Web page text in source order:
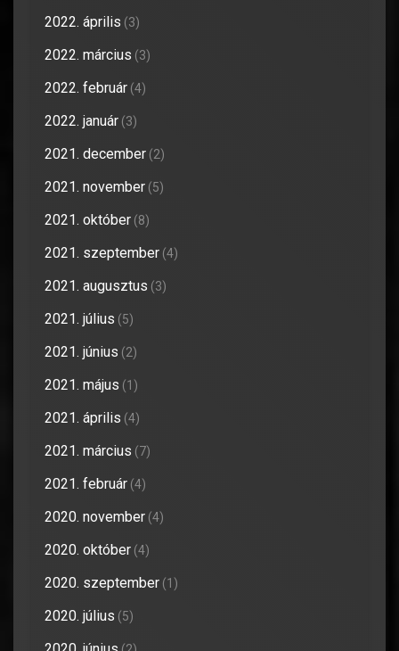
2022. április (3)
2022. március (3)
2022. február (4)
2022. január (3)
2021. december (2)
2021. november (5)
2021. október (8)
2021. szeptember (4)
2021. augusztus (3)
2021. július (5)
2021. június (2)
2021. május (1)
2021. április (4)
2021. március (7)
2021. február (4)
2020. november (4)
2020. október (4)
2020. szeptember (1)
2020. július (5)